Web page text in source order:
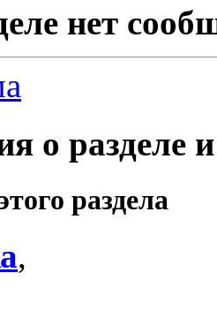
нет
о разделе
раздела
,